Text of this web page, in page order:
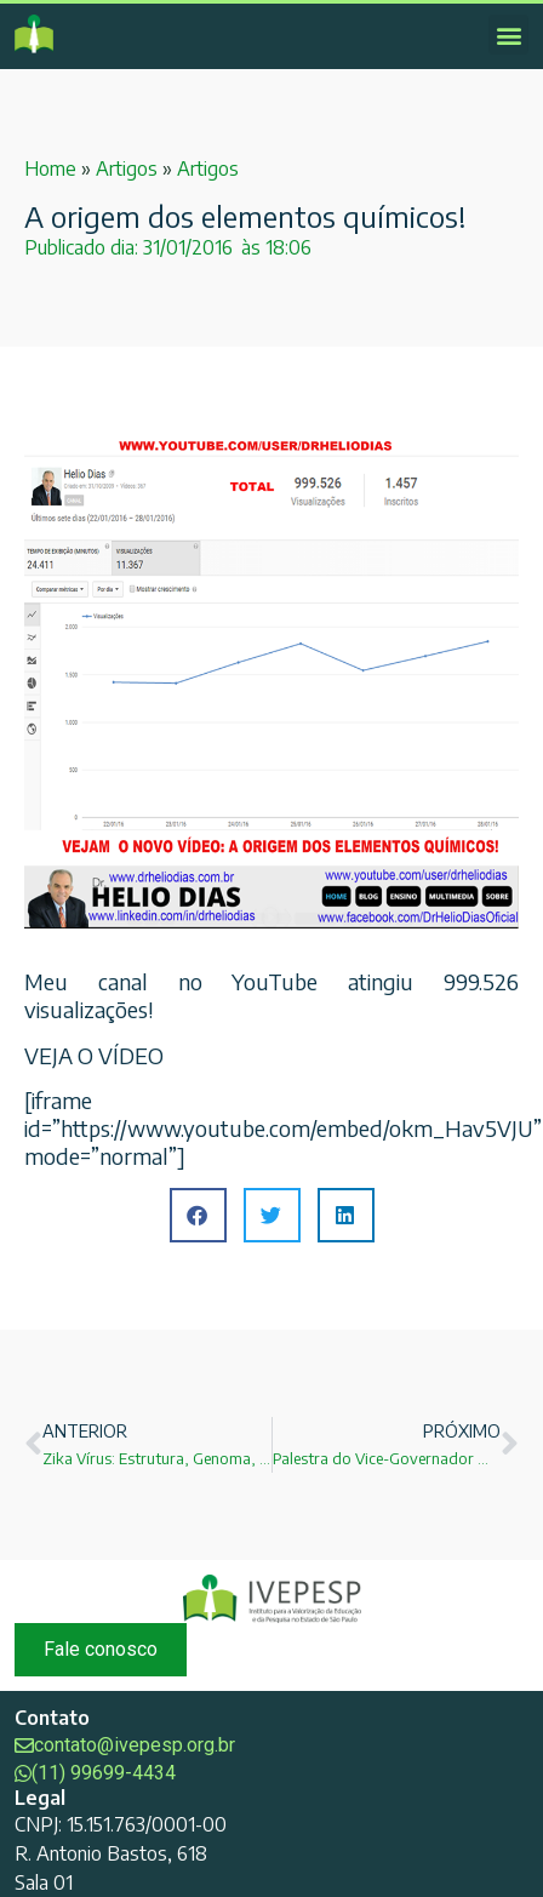
Home » Artigos » Artigos
A origem dos elementos químicos!
Publicado dia: 31/01/2016 às 18:06
Meu canal no YouTube atingiu 999.526
visualizações!
VEJA O VÍDEO
[iframe
id=”https://www.youtube.com/embed/okm_Hav5VJU”
mode=”normal”]
ANTERIOR PRÓXIMO
Fale conosco
Contato
contato@ivepesp.org.br
(11) 99699-4434
Legal
CNPJ: 15.151.763/0001-00
R. Antonio Bastos, 618
Sala 01